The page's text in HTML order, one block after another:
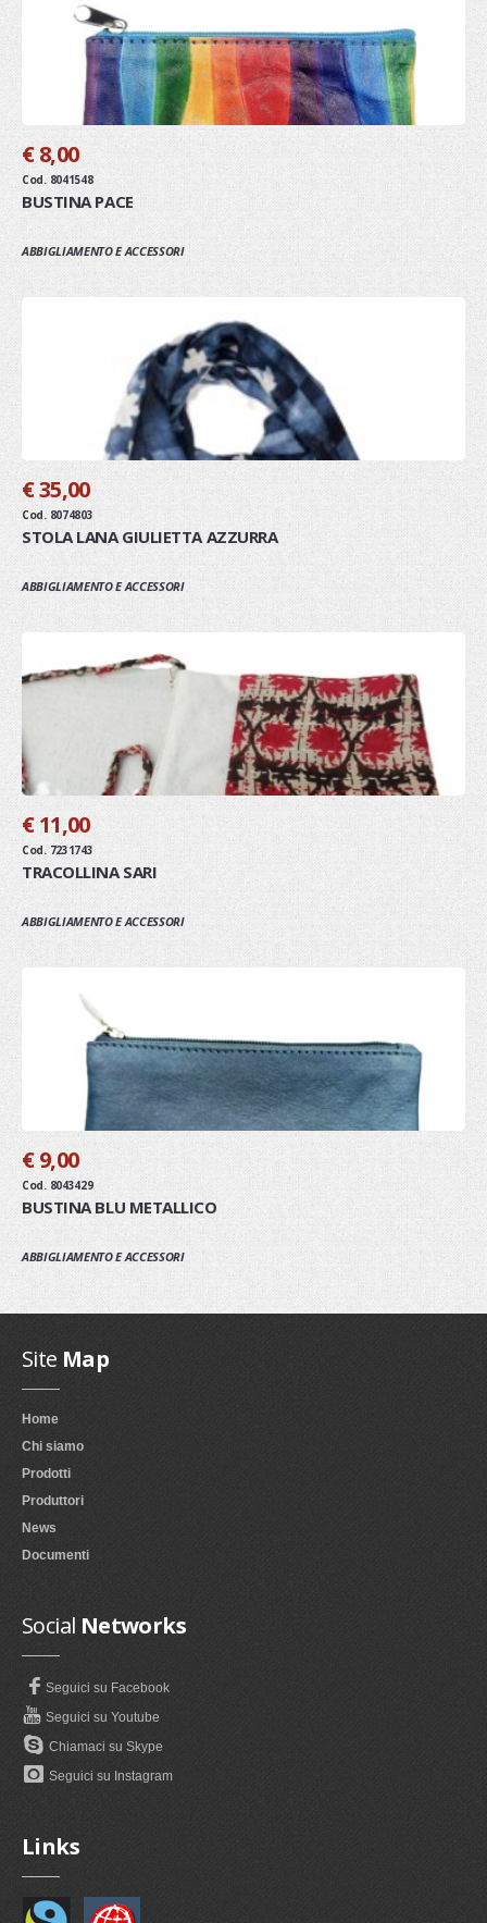
€ 8,00
Cod. 8041548
BUSTINA PACE
ABBIGLIAMENTO E ACCESSORI
€ 35,00
Cod. 8074803
STOLA LANA GIULIETTA AZZURRA
ABBIGLIAMENTO E ACCESSORI
€ 11,00
Cod. 7231743
TRACOLLINA SARI
ABBIGLIAMENTO E ACCESSORI
€ 9,00
Cod. 8043429
BUSTINA BLU METALLICO
ABBIGLIAMENTO E ACCESSORI
Site Map
Home
Chi siamo
Prodotti
Produttori
News
Documenti
Social Networks
Seguici su Facebook
Seguici su Youtube
Chiamaci su Skype
Seguici su Instagram
Links